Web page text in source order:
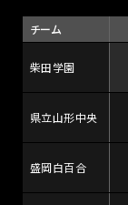
チーム
柴田学園
県立山形中央
盛岡白百合